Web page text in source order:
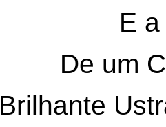
E
De um
Brilhante